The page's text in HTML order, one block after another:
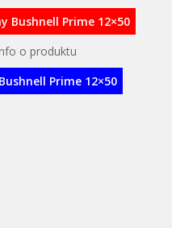
Bushnell Prime 12×50
o produktu
Prime 12×50